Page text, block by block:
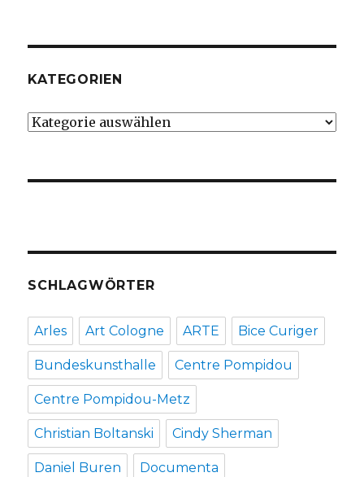
KATEGORIEN
Kategorien
SCHLAGWÖRTER
Arles Art Cologne ARTE Bice Curiger
Bundeskunsthalle Centre Pompidou
Centre Pompidou-Metz
Christian Boltanski Cindy Sherman
Daniel Buren Documenta